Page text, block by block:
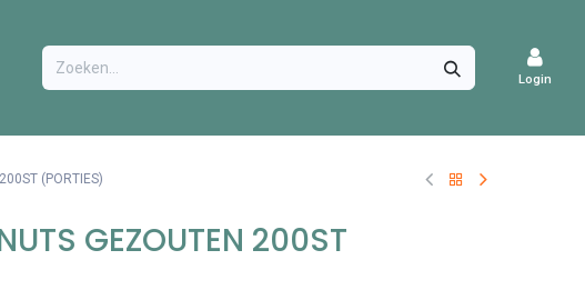
VACATURES
Login
(PORTIES)
GEZOUTEN 200ST